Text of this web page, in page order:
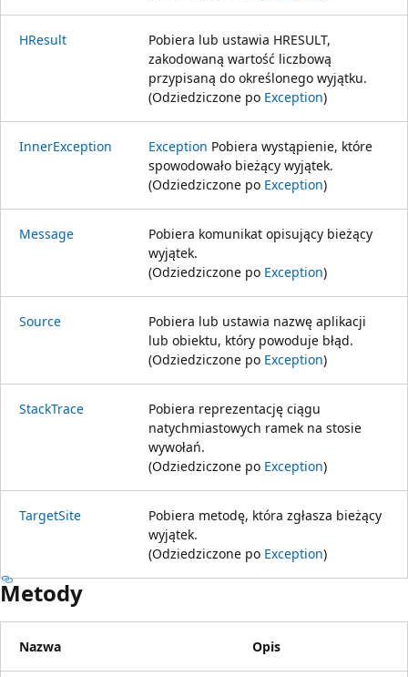
HResult
Pobiera lub ustawia HRESULT,
zakodowaną wartość liczbową
przypisaną do określonego wyjątku.
(Odziedziczone po Exception)
InnerException Exception Pobiera wystąpienie, które
spowodowało bieżący wyjątek.
(Odziedziczone po Exception)
Message
Pobiera komunikat opisujący bieżący
wyjątek.
(Odziedziczone po Exception)
Source
Pobiera lub ustawia nazwę aplikacji
lub obiektu, który powoduje błąd.
(Odziedziczone po Exception)
StackTrace
Pobiera reprezentację ciągu
natychmiastowych ramek na stosie
wywołań.
(Odziedziczone po Exception)
TargetSite
Pobiera metodę, która zgłasza bieżący
wyjątek.
(Odziedziczone po Exception)
Metody
Nazwa Opis